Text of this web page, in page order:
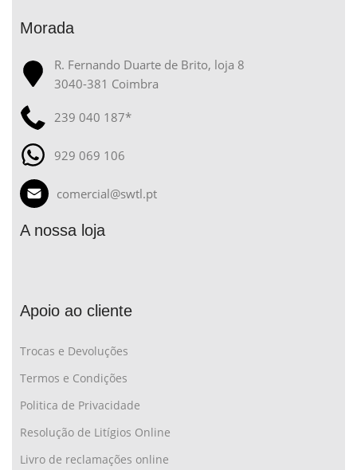
Morada
R. Fernando Duarte de Brito, loja 8
3040-381 Coimbra
239 040 187*
929 069 106
comercial@swtl.pt
A nossa loja
Apoio ao cliente
Trocas e Devoluções
Termos e Condições
Politica de Privacidade
Resolução de Litígios Online
Livro de reclamações online